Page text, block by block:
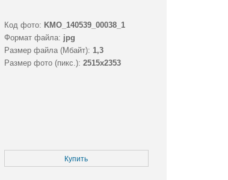
Код фото: KMO_140539_00038_1
Формат файла: jpg
Размер файла (Мбайт): 1,3
Размер фото (пикс.): 2515x2353
Купить